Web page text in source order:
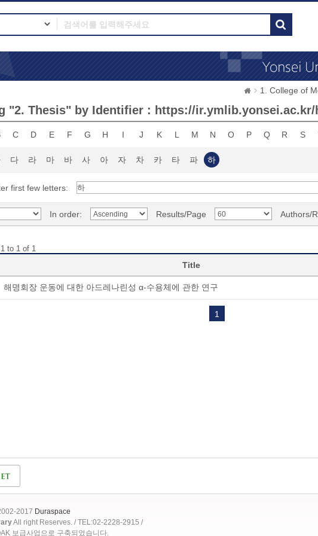
1. College of
"2. Thesis" by Identifier : https://ir.ymlib.yonsei.ac.kr/
C D E F G H I J K L M N O P Q R S
다 라 마 바 사 아 자 차 카 타 파 하
first few letters:
In order: Results/Page Authors/
to 1 of 1
Title
해명회장 운동에 대한 아드레나린성 α-수용체에 관한 연구
1
2017 Duraspace
All right Reserves. / TEL:02-2228-2915 /
보급사업으로 구축되었습니다.